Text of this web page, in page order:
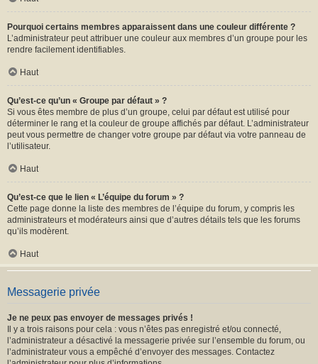
Pourquoi certains membres apparaissent dans une couleur différente ?
L’administrateur peut attribuer une couleur aux membres d’un groupe pour les
rendre facilement identifiables.
Haut
Qu’est-ce qu’un « Groupe par défaut » ?
Si vous êtes membre de plus d’un groupe, celui par défaut est utilisé pour
déterminer le rang et la couleur de groupe affichés par défaut. L’administrateur
peut vous permettre de changer votre groupe par défaut via votre panneau de
l’utilisateur.
Haut
Qu’est-ce que le lien « L’équipe du forum » ?
Cette page donne la liste des membres de l’équipe du forum, y compris les
administrateurs et modérateurs ainsi que d’autres détails tels que les forums
qu’ils modèrent.
Haut
Messagerie privée
Je ne peux pas envoyer de messages privés !
Il y a trois raisons pour cela : vous n’êtes pas enregistré et/ou connecté,
l’administrateur a désactivé la messagerie privée sur l’ensemble du forum, ou
l’administrateur vous a empêché d’envoyer des messages. Contactez